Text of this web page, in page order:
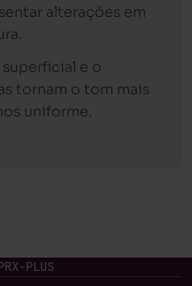
alterações em
e o
tornam o tom mais
uniforme.
PLUS